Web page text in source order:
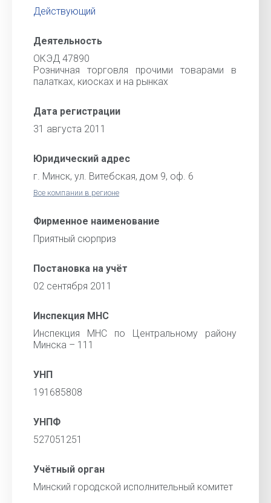
Действующий
Деятельность
ОКЭД 47890
Розничная торговля прочими товарами в
палатках, киосках и на рынках
Дата регистрации
31 августа 2011
Юридический адрес
г. Минск, ул. Витебская, дом 9, оф. 6
Все компании в регионе
Фирменное наименование
Приятный сюрприз
Постановка на учёт
02 сентября 2011
Инспекция МНС
Инспекция МНС по Центральному району
Минска – 111
УНП
191685808
УНПФ
527051251
Учётный орган
Минский городской исполнительный комитет